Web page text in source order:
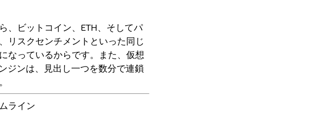
、ビットコイン、ETH、そしてパ
リスクセンチメントといった同じ
なっているからです。また、仮想
ジンは、見出し一つを数分で連鎖
ライン